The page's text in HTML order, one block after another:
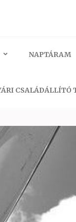
NAPTÁRAM
CSALÁDÁLLÍTÓ